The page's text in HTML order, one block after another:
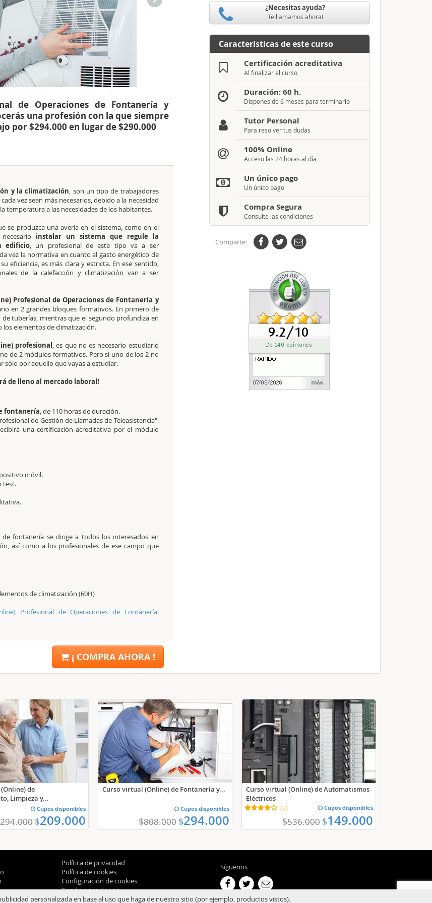
de Operaciones de Fontanería y
una profesión con la que siempre
por $294.000 en lugar de $290.000
y la climatización, son un tipo de trabajadores
vez sean más necesarios, debido a la necesidad
temperatura a las necesidades de los habitantes.
se produzca una avería en el sistema, como en el
instalar un sistema que regule la
edificio, un profesional de este tipo va a ser
vez la normativa en cuanto al gasto energético de
eficiencia, es más clara y estricta. En ese sentido,
de la calefacción y climatización van a ser
Profesional de Operaciones de Fontanería y
en 2 grandes bloques formativos. En primero de
tuberías, mientras que el segundo profundiza en
elementos de climatización.
profesional, es que no es necesario estudiarlo
de 2 módulos formativos. Pero si uno de los 2 no
sólo por aquello que vayas a estudiar.
de lleno al mercado laboral!
fontanería, de 110 horas de duración.
de Gestión de Llamadas de Teleasistencia".
una certificación acreditativa por el módulo
móvil.
test.
fontanería se dirige a todos los interesados en
así como a los profesionales de ese campo que
de climatización (60H)
Profesional de Operaciones de Fontanería,
¡ COMPRA AHORA !
¿Necesitas ayuda?
Te llamamos ahora!
Características de este curso
Certificación acreditativa
Al finalizar el curso
Duración: 60 h.
Dispones de 6 meses para terminarlo
Tutor Personal
Para resolver tus dudas
100% Online
Acceso las 24 horas al día
Un único pago
Un único pago
Compra Segura
Consulte las condiciones
Comparte:
de
Limpieza y...
Cupos disponibles
294.000 $209.000
Curso virtual (Online) de Fontanería y...
Cupos disponibles
$808.000 $294.000
Curso virtual (Online) de Automatismos
Eléctricos
(2) Cupos disponibles
$536.000 $149.000
Política de privacidad
Política de cookies
Configuración de cookies
Condiciones de uso
Síguenos
personalizada en base al uso que haga de nuestro sitio (por ejemplo, productos vistos).